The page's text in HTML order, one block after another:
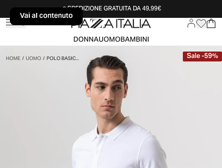
Vai al contenutoSPEDIZIONE GRATUITA DA 49,99€
DONNAUOMOBAMBINI
HOME/UOMO/POLO BASIC... Sale-59%
Vai al contenuto